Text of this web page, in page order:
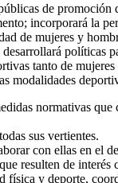
de
incorporará la
de mujeres y
políticas
tanto de
modalidades
normativas
sus vertientes.
con ellas en el
resulten de
y deporte,